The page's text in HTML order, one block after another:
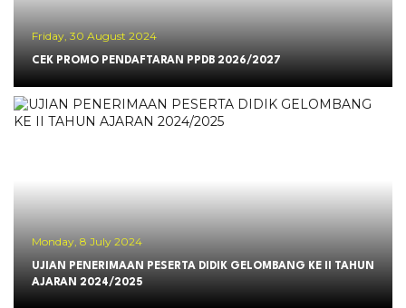
Friday, 30 August 2024
CEK PROMO PENDAFTARAN PPDB 2026/2027
Monday, 8 July 2024
UJIAN PENERIMAAN PESERTA DIDIK GELOMBANG KE II TAHUN
AJARAN 2024/2025